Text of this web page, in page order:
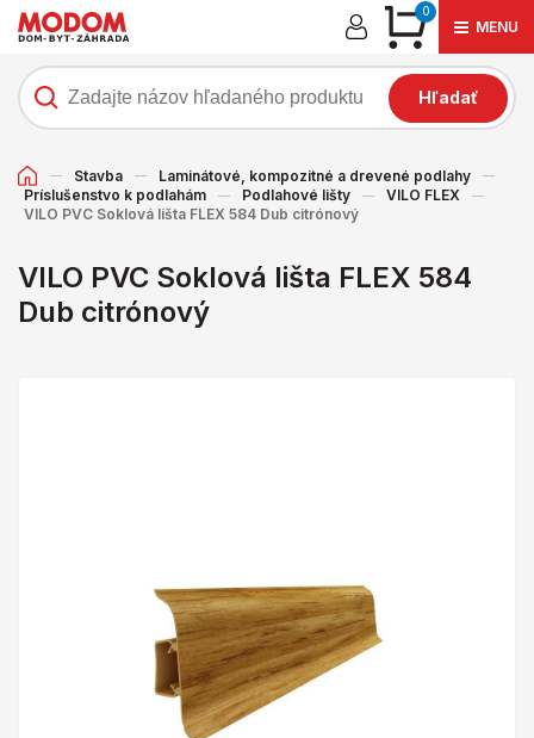
0
MENU
Hľadať
Stavba
Laminátové, kompozitné a drevené podlahy
Príslušenstvo k podlahám
Podlahové lišty
VILO FLEX
VILO PVC Soklová lišta FLEX 584 Dub citrónový
VILO PVC Soklová lišta FLEX 584
Dub citrónový